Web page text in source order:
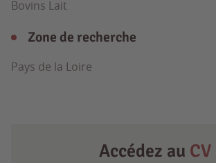
Bovins Lait
Zone de recherche
Pays de la Loire
Accédez au CV